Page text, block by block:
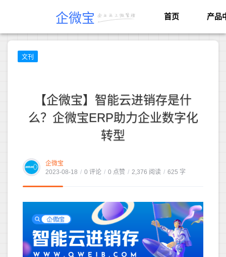
企微宝 首页 产品
文刊
【企微宝】智能云进销存是什
么？企微宝ERP助力企业数字化
转型
企微宝
2023-08-18 / 0 评论 / 0 点赞 / 2,376 阅读 / 625 字